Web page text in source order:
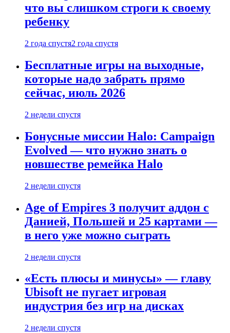
что вы слишком строги к своему
ребенку
2 года спустя2 года спустя
Бесплатные игры на выходные,
которые надо забрать прямо
сейчас, июль 2026
2 недели спустя
Бонусные миссии Halo: Campaign
Evolved — что нужно знать о
новшестве ремейка Halo
2 недели спустя
Age of Empires 3 получит аддон с
Данией, Польшей и 25 картами —
в него уже можно сыграть
2 недели спустя
«Есть плюсы и минусы» — главу
Ubisoft не пугает игровая
индустрия без игр на дисках
2 недели спустя